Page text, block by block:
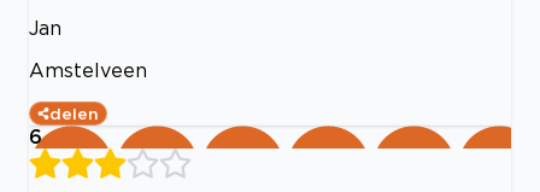
Jan
Amstelveen
delen
6